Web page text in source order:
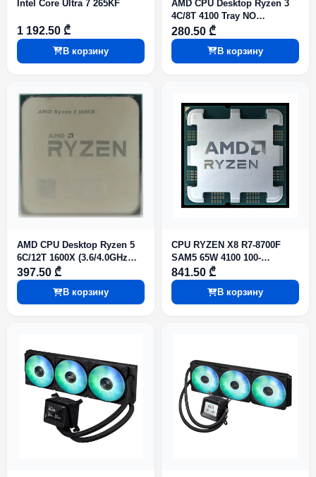
Intel Core Ultra 7 265KF
1 192.50 ₾
В корзину
AMD CPU Desktop Ryzen 3
4C/8T 4100 Tray NO
Integrated Graphics
280.50 ₾
В корзину
AMD CPU Desktop Ryzen 5
6C/12T 1600X (3.6/4.0GHz
Tray) NO Integrated Graphics
397.50 ₾
В корзину
CPU RYZEN X8 R7-8700F
SAM5 65W 4100 100-
000001590 AMD
841.50 ₾
В корзину